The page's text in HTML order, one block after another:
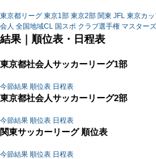
東京都リーグ 東京1部 東京2部 関東 JFL 東京カ
会人 全国地域CL 国スポ クラブ選手権 マスターズ
結果｜順位表・日程表
東京都社会人サッカーリーグ1部
今節結果 順位表 日程表
東京都社会人サッカーリーグ2部
今節結果 順位表 日程表
関東サッカーリーグ 順位表
今節結果 順位表 日程表